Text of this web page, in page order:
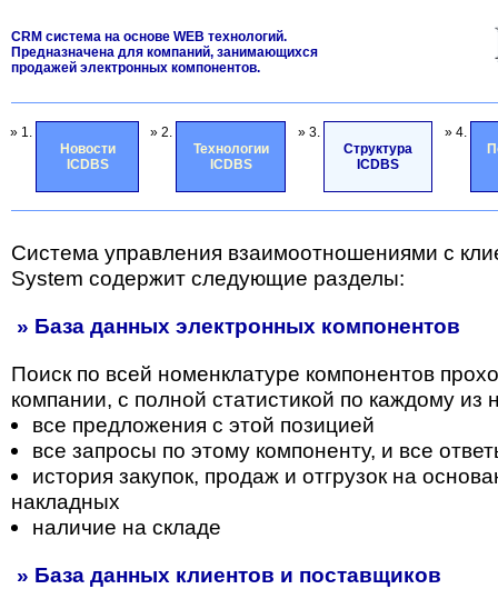
CRM система на основе WEB технологий.
Предназначена для компаний, занимающихся
продажей электронных компонентов.
» 1.
Новости
ICDBS
» 2.
Технологии
ICDBS
» 3.
Структура
ICDBS
» 4.
Система управления взаимоотношениями с
System содержит следующие разделы:
» База данных электронных компонентов
Поиск по всей номенклатуре компонентов
компании, с полной статистикой по каждому из
все предложения с этой позицией
все запросы по этому компоненту, и все
история закупок, продаж и отгрузок на
накладных
наличие на складе
» База данных клиентов и поставщиков